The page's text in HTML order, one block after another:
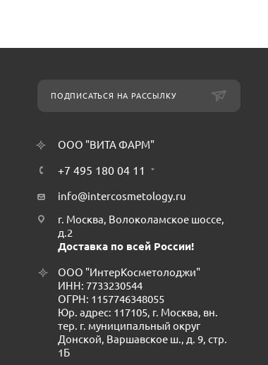
ПОДПИСАТЬСЯ НА РАССЫЛКУ
ООО "ВИТА ФАРМ"
+7 495 180 04 11
info@intercosmetology.ru
г. Москва, Волоколамское шоссе,
д.2
Доставка по всей России!
ООО "ИнтерКосметолоджи"
ИНН: 7733230544
ОГРН: 1157746348055
Юр. адрес: 117105, г. Москва, вн.
тер. г. муниципальный округ
Донской, Варшавское ш., д. 9, стр.
1Б